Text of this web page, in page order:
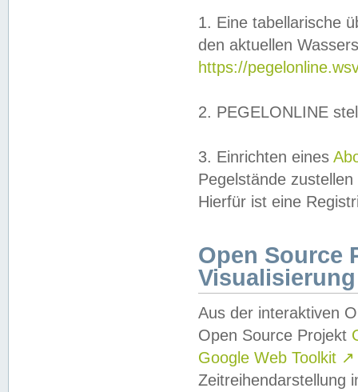
1. Eine tabellarische
den aktuellen
https://
2. PEGELONLINE
3. Einrichten eines
Pegelstände
Hierfür ist eine
Open Source
Visualisierung
Aus der interaktiven
Open Source Projekt
Google Web Toolkit ↗
Zeitreihendarstellung